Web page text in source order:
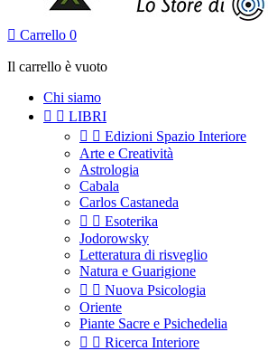
 Carrello 0
Il carrello è vuoto
Chi siamo
  LIBRI
  Edizioni Spazio Interiore
Arte e Creatività
Astrologia
Cabala
Carlos Castaneda
  Esoterika
Jodorowsky
Letteratura di risveglio
Natura e Guarigione
  Nuova Psicologia
Oriente
Piante Sacre e Psichedelia
  Ricerca Interiore